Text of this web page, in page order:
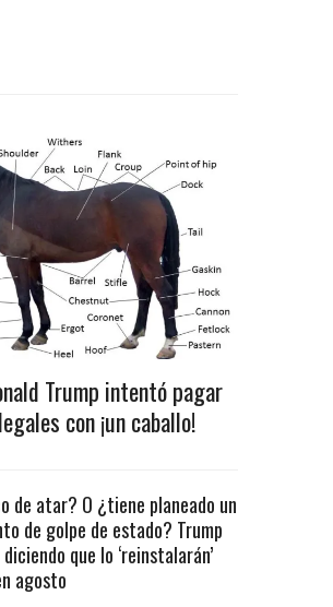
Trump intentó pagar
con ¡un caballo!
de atar? O ¿tiene planeado un
de golpe de estado? Trump
que lo ‘reinstalarán’
agosto